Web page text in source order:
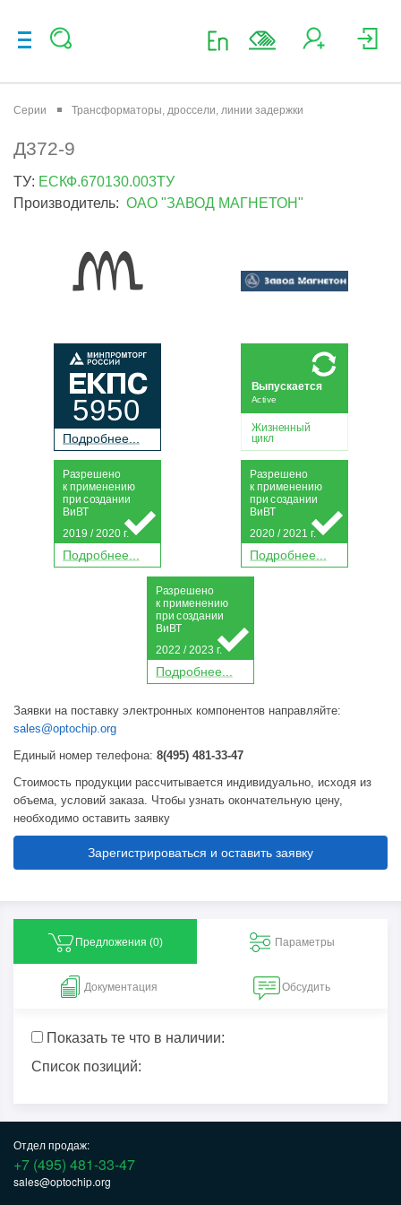
Серии Трансформаторы, дроссели, линии задержки
Д372-9
ТУ: ЕСКФ.670130.003ТУ
Производитель: ОАО "ЗАВОД МАГНЕТОН"
Подробнее...
5950
Жизненный
цикл
Active
Выпускается
Подробнее...
Разрешено
к применению
присоздании
Ви ВТ
2019 / 2020 г.
Подробнее...
Разрешено
к применению
присоздании
Ви ВТ
2020 / 2021 г.
Подробнее...
Разрешено
к применению
присоздании
Ви ВТ
2022 / 2023 г.
Заявки на поставку электронных компонентов направляйте:
sales@optochip.org
Единый номер телефона: 8(495) 481-33-47
Стоимость продукции рассчитывается индивидуально, исходя из
объема, условий заказа. Чтобы узнать окончательную цену,
необходимо оставить заявку
Зарегистрироваться и оставить заявку
Предложения (0) Параметры
Документация Обсудить
Показать те что в наличии:
Список позиций:
Отдел продаж:
+7 (495) 481-33-47
sales@optochip.org